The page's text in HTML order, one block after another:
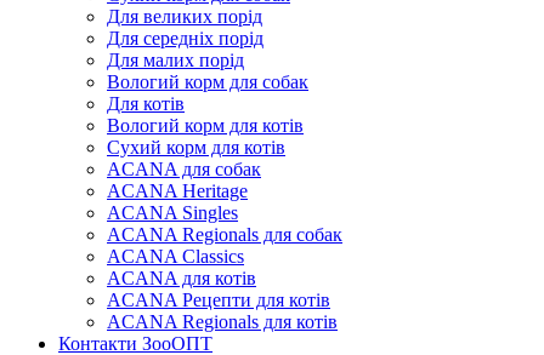
Для великих порід
Для середніх порід
Для малих порід
Вологий корм для собак
Для котів
Вологий корм для котів
Сухий корм для котів
ACANA для собак
ACANA Heritage
ACANA Singles
ACANA Regionals для собак
ACANA Classics
ACANA для котів
ACANA Рецепти для котів
ACANA Regionals для котів
Контакти ЗооОПТ